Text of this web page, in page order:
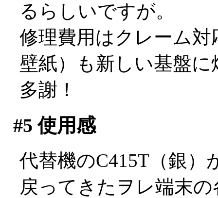
るらしいですが。
修理費用はクレーム
壁紙）も新しい基盤
多謝！
#5 使用感
代替機のC415T（銀）
戻ってきたヲレ端末